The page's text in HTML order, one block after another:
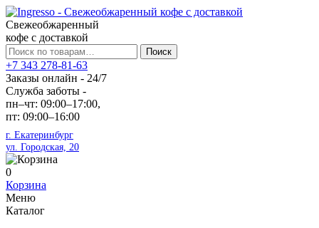
Свежеобжаренный
кофе с доставкой
Искать:
Поиск
+7 343 278-81-63
Заказы онлайн - 24/7
Служба заботы -
пн–чт: 09:00–17:00,
пт: 09:00–16:00
г. Екатеринбург
ул. Городская, 20
0
Корзина
Меню
Каталог